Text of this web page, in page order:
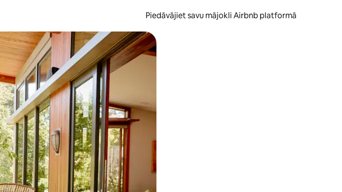
Piedāvājiet savu mājokli Airbnb platformā
ekrānam vai pavelkot pa to ar pirkstu.